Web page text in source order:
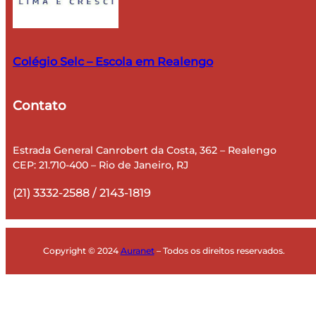
Colégio Selc – Escola em Realengo
Contato
​Estrada General Canrobert da Costa, 362 – Realengo
CEP: 21.710-400 – Rio de Janeiro, RJ
(21) 3332-2588 / 2143-1819
Copyright © 2024 Auranet– Todos os direitos reservados.